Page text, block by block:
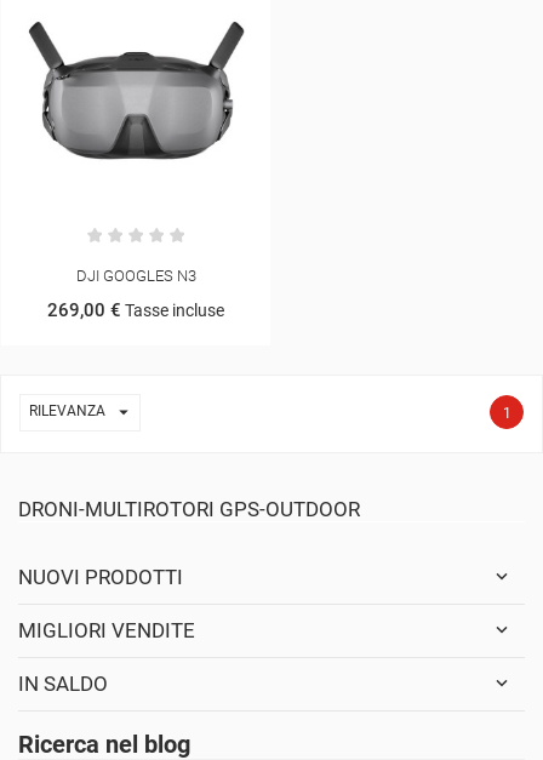
DRONI-MULTIROTORI GPS-OUTDOOR
NUOVI PRODOTTI
MIGLIORI VENDITE
IN SALDO
Ricerca nel blog
DJI GOOGLES N3
269,00 € Tasse incluse
RILEVANZA  1